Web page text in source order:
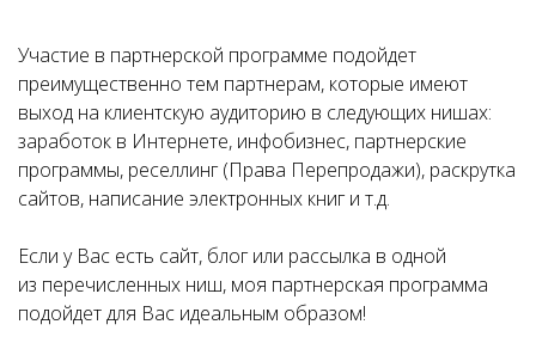
Участие в партнерской программе подойдет
преимущественно тем партнерам, которые имеют
выход на клиентскую аудиторию в следующих нишах:
заработок в Интернете, инфобизнес, партнерские
программы, реселлинг (Права Перепродажи), раскрутка
сайтов, написание электронных книг и т.д.
Если у Вас есть сайт, блог или рассылка в одной
из перечисленных ниш, моя партнерская программа
подойдет для Вас идеальным образом!